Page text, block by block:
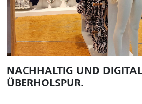
NACHHALTIG UND
ÜBERHOLSPUR.